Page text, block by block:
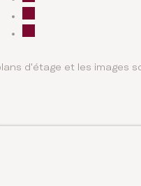
d'étage et les images